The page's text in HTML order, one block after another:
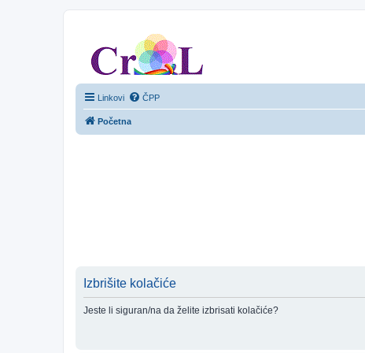
Linkovi ČPP
Početna
Izbrišite kolačiće
Jeste li siguran/na da želite izbrisati kolačiće?